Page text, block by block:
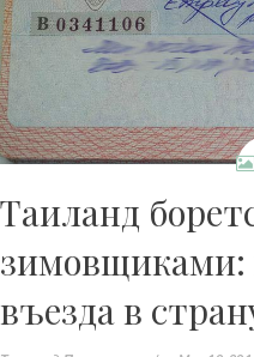
Таиланд
зимовщиками:
въезда в